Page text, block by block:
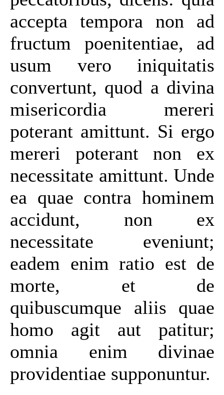
accepta tempora non ad
fructum poenitentiae, ad
usum vero iniquitatis
convertunt, quod a divina
misericordia mereri
poterant amittunt. Si ergo
mereri poterant non ex
necessitate amittunt. Unde
ea quae contra hominem
accidunt, non ex
necessitate eveniunt;
eadem enim ratio est de
morte, et de
quibuscumque aliis quae
homo agit aut patitur;
omnia enim divinae
providentiae supponuntur.